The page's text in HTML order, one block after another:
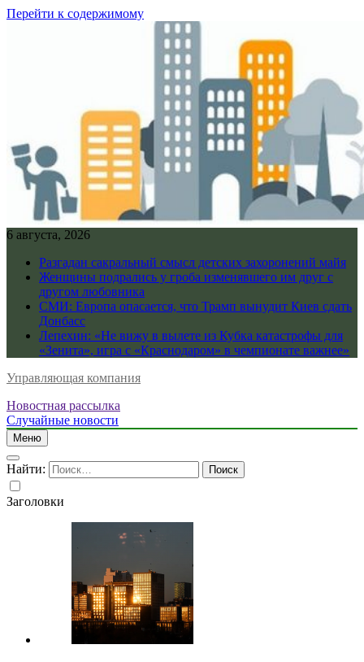
Перейти к содержимому
6 августа, 2026
Разгадан сакральный смысл детских захоронений майя
Женщины подрались у гроба изменявшего им друг с
другом любовника
СМИ: Европа опасается, что Трамп вынудит Киев сдать
Донбасс
Лепехин: «Не вижу в вылете из Кубка катастрофы для
«Зенита», игра с «Краснодаром» в чемпионате важнее»
Управляющая компания
Новостная рассылка
Случайные новости
Меню
Найти:
Заголовки